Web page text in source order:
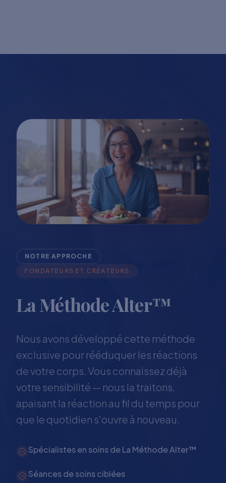
NOTRE APPROCHE
FONDATEURS ET CRÉATEURS
La Méthode Alter™
Nous avons développé cette méthode
exclusive pour rééduquer les réactions
de votre corps. Vous connaissez déjà
votre sensibilité — nous la traitons,
apaisant la réaction au fil du temps pour
que le quotidien s'ouvre à nouveau.
Spécialistes en soins de La Méthode Alter™
Séances de soins ciblées